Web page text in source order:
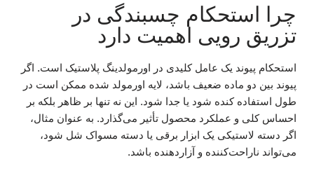
چرا استحکام چسبندگی در
تزریق رویی اهمیت دارد
استحکام پیوند یک عامل کلیدی در اورمولدینگ پلاستیک است. اگر
پیوند بین دو ماده ضعیف باشد، لایه اورمولد شده ممکن است در
طول استفاده کنده شود یا جدا شود. این نه تنها بر ظاهر بلکه بر
احساس کلی و عملکرد محصول تأثیر می‌گذارد. به عنوان مثال،
اگر دسته لاستیکی یک ابزار برقی یا دسته مسواک شل شود،
می‌تواند ناراحت‌کننده و آزاردهنده باشد.